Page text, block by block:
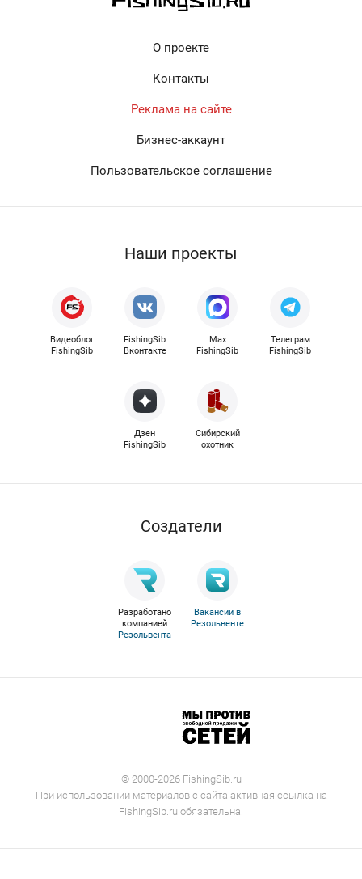
О проекте
Контакты
Реклама на сайте
Бизнес-аккаунт
Пользовательское соглашение
Наши проекты
Видеоблог
FishingSib
FishingSib
Вконтакте
Max
FishingSib
Телеграм
FishingSib
Дзен
FishingSib
Сибирский
охотник
Cоздатели
Разработано
компанией
Резольвента
Вакансии в
Резольвенте
© 2000-2026 FishingSib.ru
При использовании материалов с сайта активная ссылка на
FishingSib.ru обязательна.